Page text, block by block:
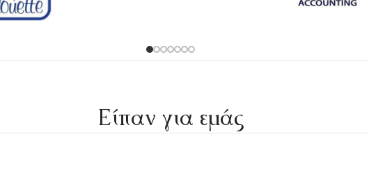
Είπαν για εμάς